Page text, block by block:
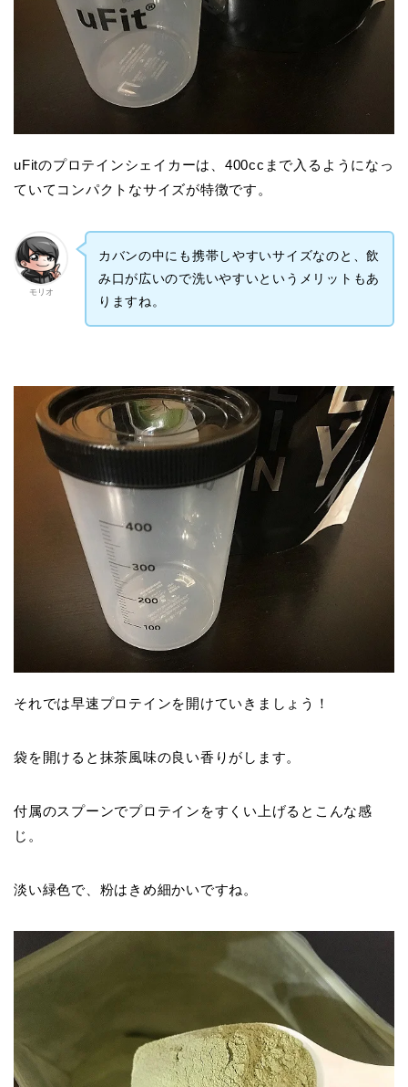
uFitのプロテインシェイカーは、400ccまで入るようになっ
ていてコンパクトなサイズが特徴です。
モリオ
カバンの中にも携帯しやすいサイズなのと、飲
み口が広いので洗いやすいというメリットもあ
りますね。
それでは早速プロテインを開けていきましょう！
袋を開けると抹茶風味の良い香りがします。
付属のスプーンでプロテインをすくい上げるとこんな感
じ。
淡い緑色で、粉はきめ細かいですね。